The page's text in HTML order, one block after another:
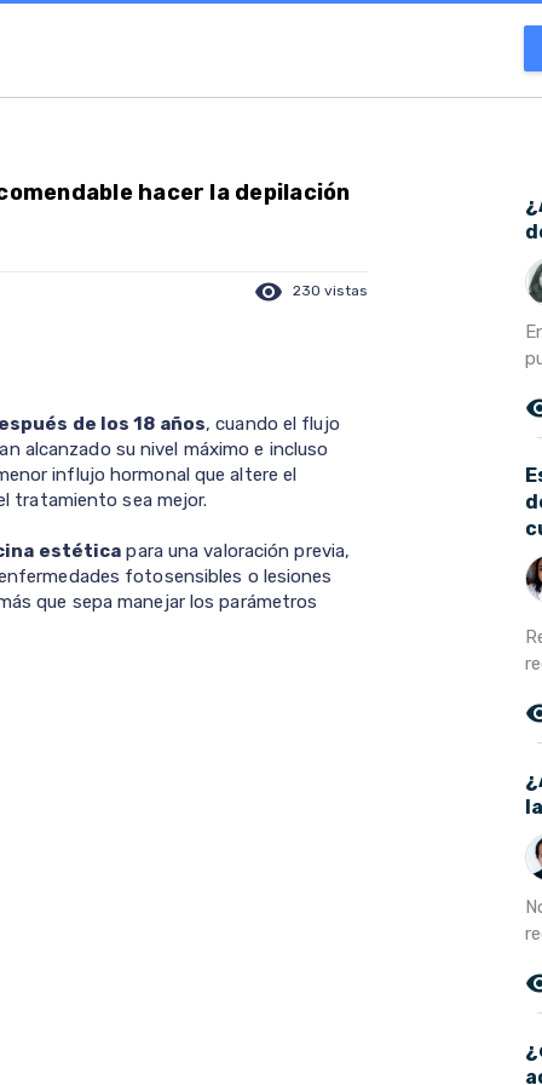
hacer la depilación
visibility 230 vistas
de los 18 años, cuando el flujo
alcanzado su nivel máximo e incluso
influjo hormonal que altere el
tratamiento sea mejor.
estética para una valoración previa,
fotosensibles o lesiones
que sepa manejar los parámetros